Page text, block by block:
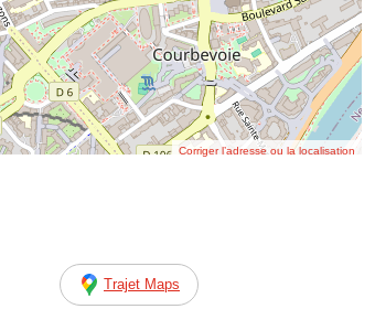
Corriger l’adresse ou la localisation
Trajet Maps